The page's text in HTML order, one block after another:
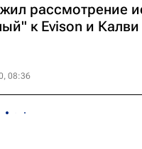
рассмотрение
к Evison и Калви
08:36